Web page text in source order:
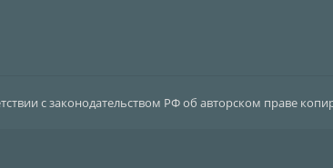
с законодательством РФ об авторском праве